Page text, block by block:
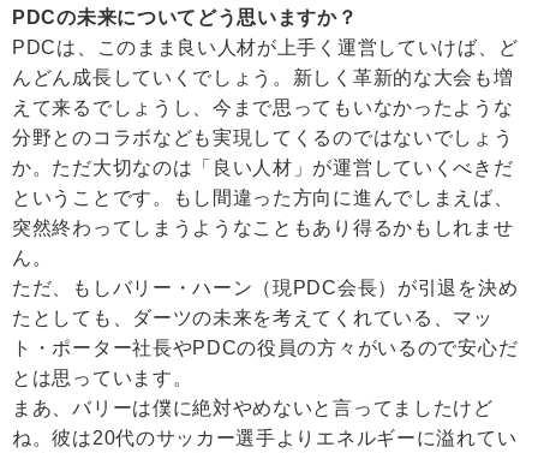
PDCの未来についてどう思いますか？
PDCは、このまま良い人材が上手く運営していけば、ど
んどん成長していくでしょう。新しく革新的な大会も増
えて来るでしょうし、今まで思ってもいなかったような
分野とのコラボなども実現してくるのではないでしょう
か。ただ大切なのは「良い人材」が運営していくべきだ
ということです。もし間違った方向に進んでしまえば、
突然終わってしまうようなこともあり得るかもしれませ
ん。
ただ、もしバリー・ハーン（現PDC会長）が引退を決め
たとしても、ダーツの未来を考えてくれている、マッ
ト・ポーター社長やPDCの役員の方々がいるので安心だ
とは思っています。
まあ、バリーは僕に絶対やめないと言ってましたけど
ね。彼は20代のサッカー選手よりエネルギーに溢れてい